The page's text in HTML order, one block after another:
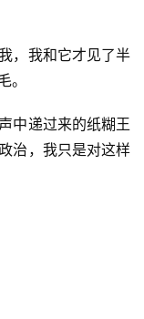
，我和它才见了半
。
中递过来的纸糊王
治，我只是对这样